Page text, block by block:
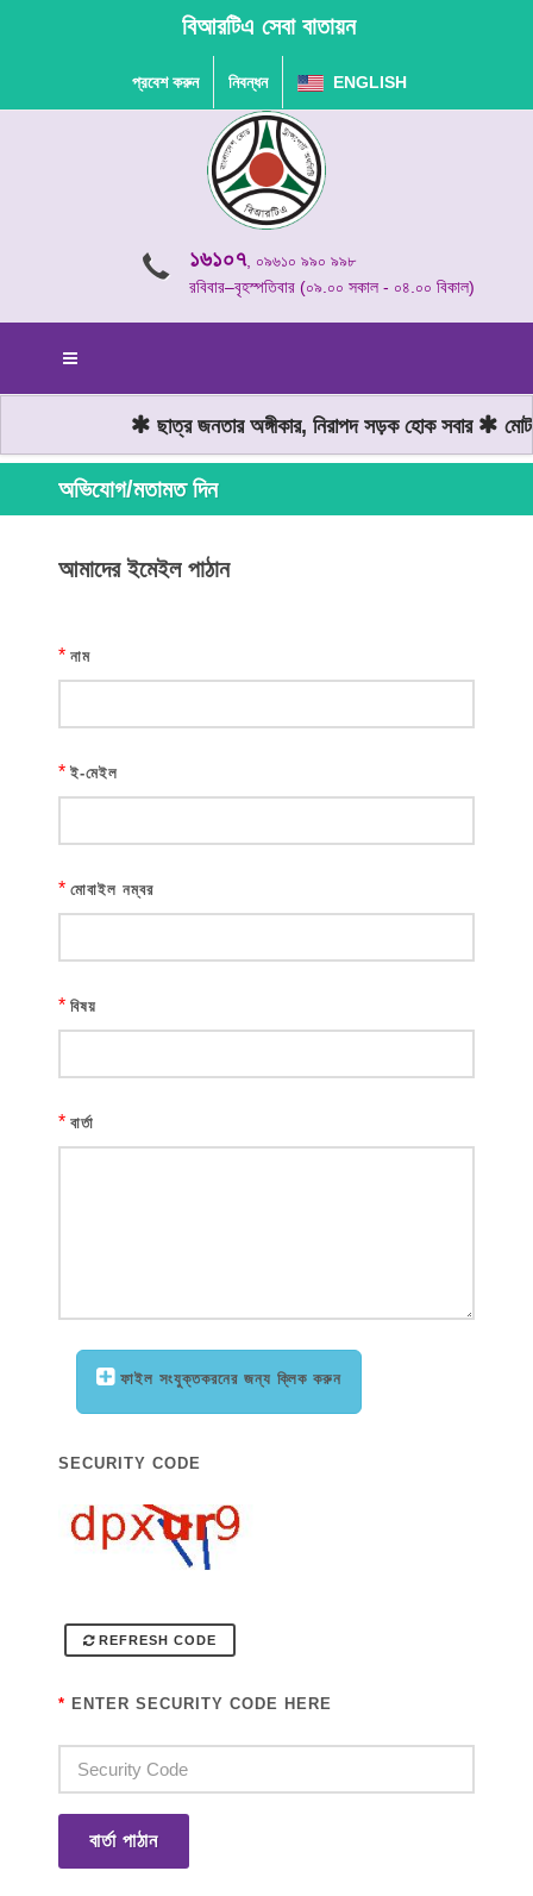
বিআরটিএ সেবা বাতায়ন
প্রবেশ করুন নিবন্ধন ENGLISH
১৬১০৭, ০৯৬১০ ৯৯০ ৯৯৮
রবিবার–বৃহস্পতিবার (০৯.০০ সকাল - ০৪.০০ বিকাল)
ছাত্র জনতার অঙ্গীকার, নিরাপদ সড়ক হোক সবার
অভিযোগ/মতামত দিন
আমাদের ইমেইল পাঠান
* নাম
* ই-মেইল
* মোবাইল নম্বর
* বিষয়
* বার্তা
ফাইল সংযুক্তকরনের জন্য ক্লিক করুন
SECURITY CODE
REFRESH CODE
* ENTER SECURITY CODE HERE
বার্তা পাঠান